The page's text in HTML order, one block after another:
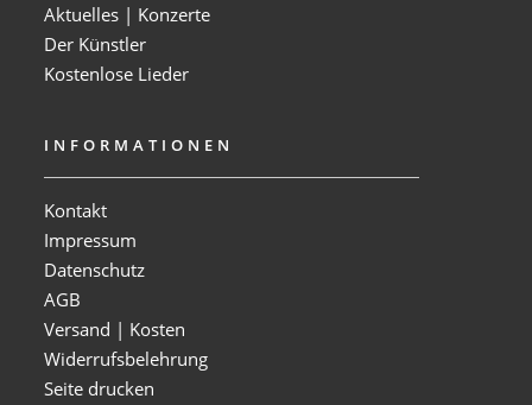
Aktuelles | Konzerte
Der Künstler
Kostenlose Lieder
INFORMATIONEN
Kontakt
Impressum
Datenschutz
AGB
Versand | Kosten
Widerrufsbelehrung
Seite drucken